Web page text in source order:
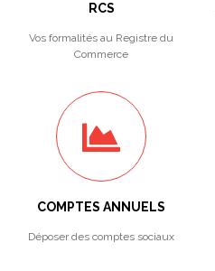
RCS
Vos formalités au Registre du
Commerce
COMPTES ANNUELS
Déposer des comptes sociaux